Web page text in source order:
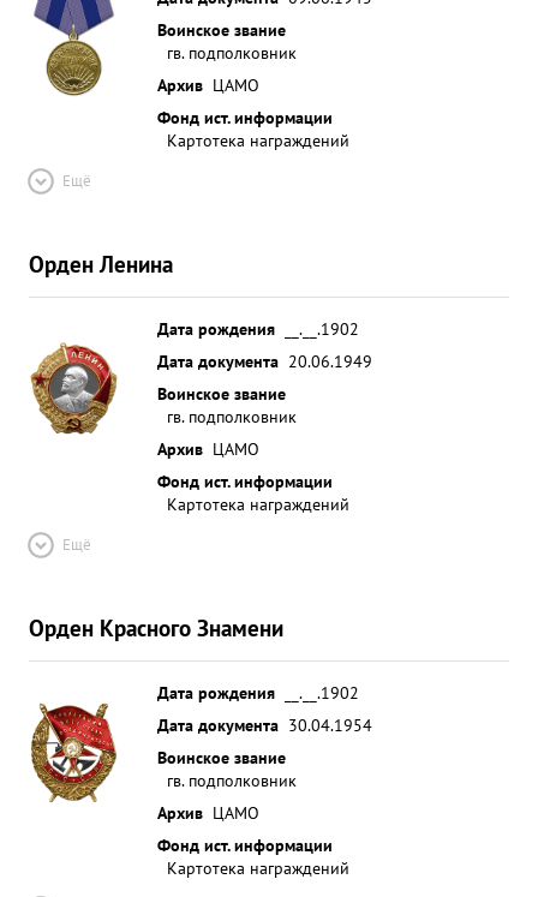
Воинское звание
гв. подполковник
Архив ЦАМО
Фонд ист. информации
Картотека награждений
Ещё
Орден Ленина
Дата рождения
__.__.1902
Дата документа 20.06.1949
Воинское звание
гв. подполковник
Архив ЦАМО
Фонд ист. информации
Картотека награждений
Ещё
Орден Красного Знамени
Дата рождения
__.__.1902
Дата документа 30.04.1954
Воинское звание
гв. подполковник
Архив ЦАМО
Фонд ист. информации
Картотека награждений